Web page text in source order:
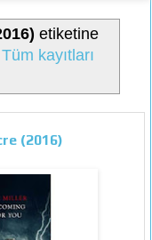
etiketine
Tüm kayıtları
(2016)